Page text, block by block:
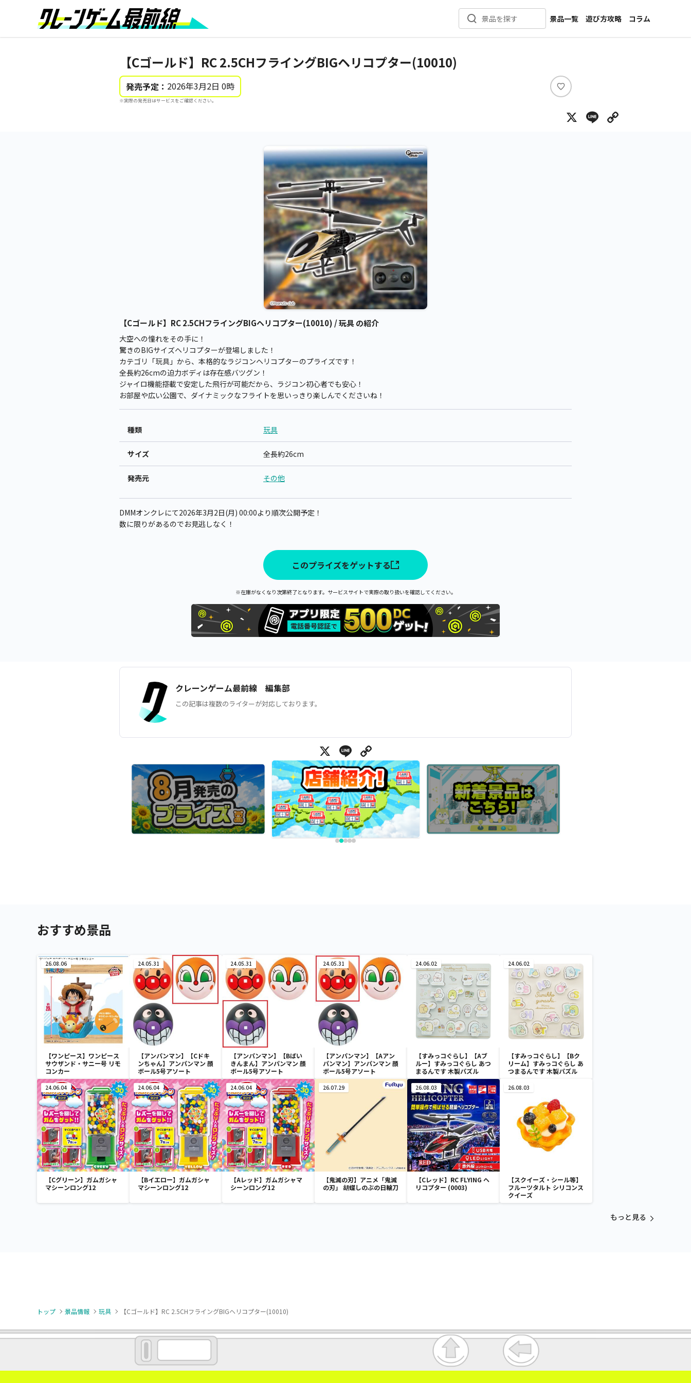
景品を探す
景品一覧
新着景品
メーカー一覧
遊び方攻略
コラム
インタビュー
【Cゴールド】RC 2.5CHフライングBIGヘリコプター(10010)
発売予定： 2026年3月2日 0時
※実際の発売日はサービスをご確認ください。
い
ね
X Line
【Cゴールド】RC 2.5CHフライングBIGヘリコプター(10010) / 玩具 の紹介
大空への憧れをその手に！
驚きのBIGサイズヘリコプターが登場しました！
カテゴリ「玩具」から、本格的なラジコンヘリコプターのプライズです！
全長約26cmの迫力ボディは存在感バツグン！
ジャイロ機能搭載で安定した飛行が可能だから、ラジコン初心者でも安心！
お部屋や広い公園で、ダイナミックなフライトを思いっきり楽しんでくださいね！
種類 玩具
サイズ 全長約26cm
発売元 その他
DMMオンクレにて2026年3月2日(月) 00:00より順次公開予定！
数に限りがあるのでお見逃しなく！
このプライズをゲットする
※在庫がなくなり次第終了となります。サービスサイトで実際の取り扱いを確認してください。
クレーンゲーム最前線 編集部
この記事は複数のライターが対応しております。
X Line
おすすめ景品
26.08.06
【ワンピース】ワンピース
サウザンド・サニー号 リモ
コンカー
24.05.31
【アンパンマン】【Cドキ
ンちゃん】アンパンマン 顔
ボール5号アソート
24.05.31
【アンパンマン】【Bばい
きんまん】アンパンマン 顔
ボール5号アソート
24.05.31
【アンパンマン】【Aアン
パンマン】アンパンマン 顔
ボール5号アソート
24.06.02
【すみっコぐらし】【Aブ
ルー】すみっコぐらし あつ
まるんです 木製パズル
24.06.02
【すみっコぐらし】【Bク
リーム】すみっコぐらし あ
つまるんです 木製パズル
24.06.04
【Cグリーン】ガムガシャ
マシーンロング12
24.06.04
【Bイエロー】ガムガシャ
マシーンロング12
24.06.04
【Aレッド】ガムガシャマ
シーンロング12
26.07.29
【鬼滅の刃】アニメ「鬼滅
の刃」 胡蝶しのぶの日輪刀
26.08.03
【Cレッド】RC FLYING ヘ
リコプター (0003)
26.08.03
【スクイーズ・シール等】
フルーツタルト シリコンス
クイーズ
もっと見る
トップ 景品情報 玩具 【Cゴールド】RC 2.5CHフライングBIGヘリコプター(10010)